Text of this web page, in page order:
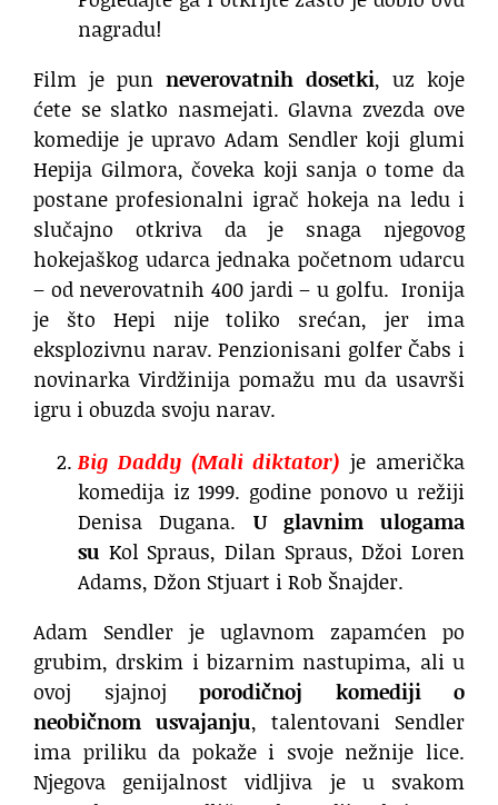
nagradu!
Film je pun neverovatnih dosetki, uz koje
ćete se slatko nasmejati. Glavna zvezda ove
komedije je upravo Adam Sendler koji glumi
Hepija Gilmora, čoveka koji sanja o tome da
postane profesionalni igrač hokeja na ledu i
slučajno otkriva da je snaga njegovog
hokejaškog udarca jednaka početnom udarcu
– od neverovatnih 400 jardi – u golfu. Ironija
je što Hepi nije toliko srećan, jer ima
eksplozivnu narav. Penzionisani golfer Čabs i
novinarka Virdžinija pomažu mu da usavrši
igru i obuzda svoju narav.
Big Daddy (Mali diktator)je američka
komedija iz 1999. godine ponovo u režiji
Denisa Dugana. U glavnim ulogama
su Kol Spraus, Dilan Spraus, Džoi Loren
Adams, Džon Stjuart i Rob Šnajder.
Adam Sendler je uglavnom zapamćen po
grubim, drskim i bizarnim nastupima, ali u
ovoj sjajnoj porodičnoj komediji o
neobičnom usvajanju, talentovani Sendler
ima priliku da pokaže i svoje nežnije lice.
Njegova genijalnost vidljiva je u svakom